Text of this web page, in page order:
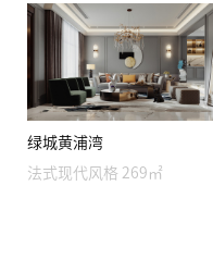
绿城黄浦湾
法式现代风格 269㎡